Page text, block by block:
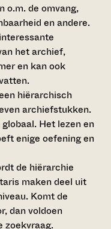
o.m. de omvang,
en andere.
het archief,
en kan ook
hiërarchisch
archiefstukken.
Het lezen en
enige oefening en
de hiërarchie
maken deel uit
Komt de
dan voldoen
zoekvraag.